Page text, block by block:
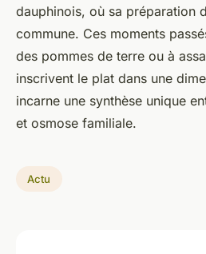
dauphinois, où sa préparation
commune. Ces moments
des pommes de terre ou à
inscrivent le plat dans une
incarne une synthèse unique
et osmose familiale.
Actu